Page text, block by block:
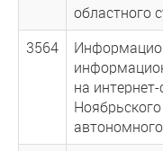
областного
3564
на